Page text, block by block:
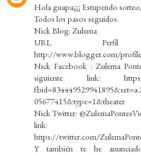
Hola guapa¡¡¡¡ Estupendo
Todos los pasos seguidos.
Nick Blog: Zulema
URL Perfil
http://www.blogger.com/
Nick Facebook : Zulema
siguiente link: https://
05677415&type=1&theater
Nick Twitter:
link:
https://twitter.com/
Y también te he